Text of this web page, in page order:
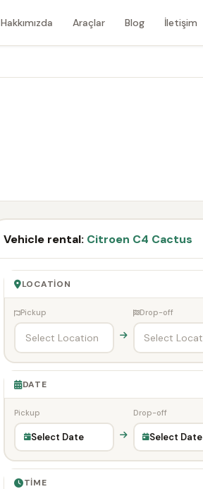
Hakkımızda Araçlar Blog İletişim
Vehicle rental: Citroen C4 Cactus
LOCATION
Pickup Drop-off
DATE
Pickup
Select Date
Drop-off
Select Date
TIME